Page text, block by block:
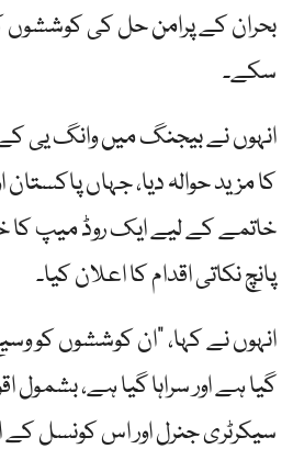
بحران کے پرامن حل کی کوششوں
سکے۔
انہوں نے بیجنگ میں وانگ یی
کا مزید حوالہ دیا، جہاں
خاتمے کے لیے ایک روڈ میپ کا
پانچ نکاتی اقدام کا اعلان کیا۔
انہوں نے کہا، "ان کوششوں کو
گیا ہے اور سراہا گیا ہے، بشمول
سیکرٹری جنرل اور اس کونسل کے